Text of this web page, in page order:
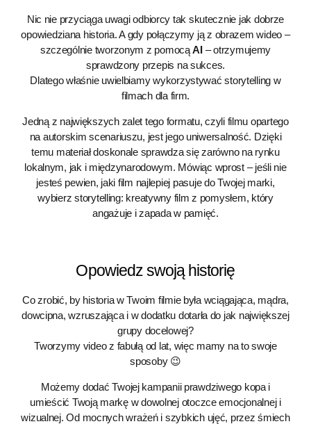
Nic nie przyciąga uwagi odbiorcy tak skutecznie jak dobrze
opowiedziana historia. A gdy połączymy ją z obrazem wideo –
szczególnie tworzonym z pomocąAI– otrzymujemy
sprawdzony przepis na sukces.
Dlatego właśnie uwielbiamy wykorzystywać storytelling w
filmach dla firm.
Jedną z największych zalet tego formatu, czyli filmu opartego
na autorskim scenariuszu, jest jego uniwersalność. Dzięki
temu materiał doskonale sprawdza się zarówno na rynku
lokalnym, jak i międzynarodowym. Mówiąc wprost – jeśli nie
jesteś pewien, jaki film najlepiej pasuje do Twojej marki,
wybierz storytelling: kreatywny film z pomysłem, który
angażuje i zapada w pamięć.
Opowiedz swoją historię
Co zrobić, by historia w Twoim filmie była wciągająca, mądra,
dowcipna, wzruszająca i w dodatku dotarła do jak największej
grupy docelowej?
Tworzymy video z fabułą od lat, więc mamy na to swoje
sposoby 😉
Możemy dodać Twojej kampanii prawdziwego kopa i
umieścić Twoją markę w dowolnej otoczce emocjonalnej i
wizualnej. Od mocnych wrażeń i szybkich ujęć, przez śmiech